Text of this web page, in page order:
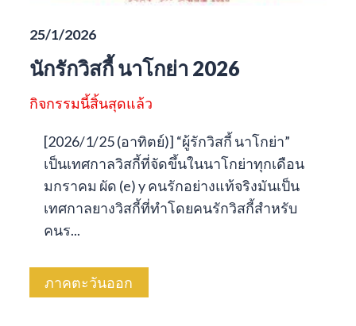
25/1/2026
นักรักวิสกี้ นาโกย่า 2026
กิจกรรมนี้สิ้นสุดแล้ว
[2026/1/25 (อาทิตย์)] “ผู้รักวิสกี้ นาโกย่า”
เป็นเทศกาลวิสกี้ที่จัดขึ้นในนาโกย่าทุกเดือน
มกราคม ผัด (e) y คนรักอย่างแท้จริงมันเป็น
เทศกาลยางวิสกี้ที่ทำโดยคนรักวิสกี้สำหรับ
คนร...
ภาคตะวันออก